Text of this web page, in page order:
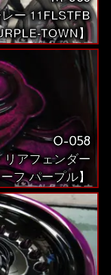
ー 11FLSTFB
TOWN】
O-058
アフェンダー
フ パープル】